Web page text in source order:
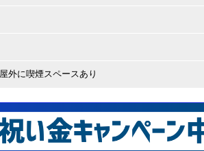
外に喫煙スペースあり